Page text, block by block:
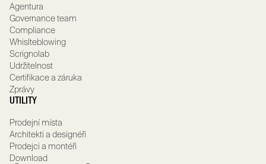
Agentura
Governance team
Compliance
Whislteblowing
Scrignolab
Udržitelnost
Certifikace a záruka
Zprávy
UTILITY
Prodejní místa
Architekti a designéři
Prodejci a montéři
Download